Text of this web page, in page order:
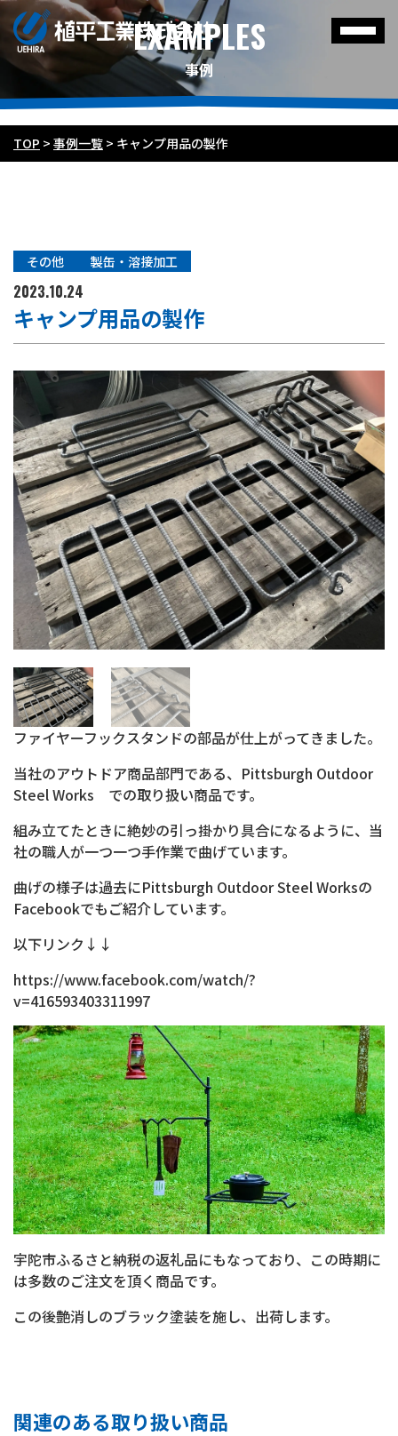
EXAMPLES
事例
TOP > 事例一覧 > キャンプ用品の製作
その他 製缶・溶接加工
2023.10.24
キャンプ用品の製作
ファイヤーフックスタンドの部品が仕上がってきました。
当社のアウトドア商品部門である、Pittsburgh Outdoor
Steel Works での取り扱い商品です。
組み立てたときに絶妙の引っ掛かり具合になるように、当
社の職人が一つ一つ手作業で曲げています。
曲げの様子は過去にPittsburgh Outdoor Steel Worksの
Facebookでもご紹介しています。
以下リンク↓↓
https://www.facebook.com/watch/?
v=416593403311997
宇陀市ふるさと納税の返礼品にもなっており、この時期に
は多数のご注文を頂く商品です。
この後艶消しのブラック塗装を施し、出荷します。
関連のある取り扱い商品